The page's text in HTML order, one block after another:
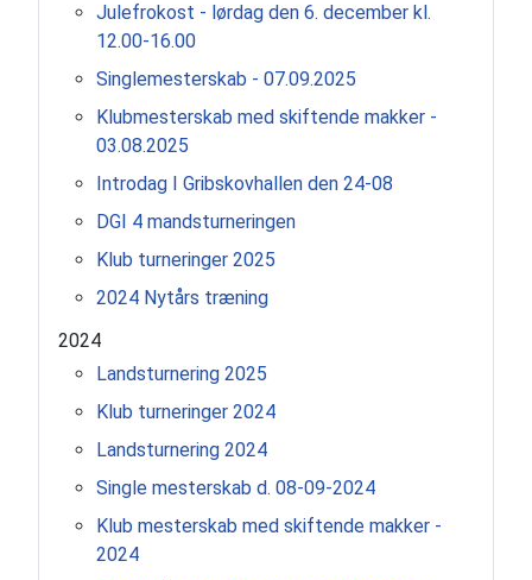
Julefrokost - lørdag den 6. december kl.
12.00-16.00
Singlemesterskab - 07.09.2025
Klubmesterskab med skiftende makker -
03.08.2025
Introdag I Gribskovhallen den 24-08
DGI 4 mandsturneringen
Klub turneringer 2025
2024 Nytårs træning
2024
Landsturnering 2025
Klub turneringer 2024
Landsturnering 2024
Single mesterskab d. 08-09-2024
Klub mesterskab med skiftende makker -
2024